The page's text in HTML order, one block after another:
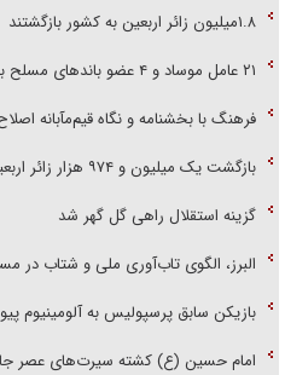
۱.۸میلیون زائر اربعین به کشور بازگشتند
۲۱ عامل موساد و ۴ عضو باند‌های مسلح بازداشت شدند
فرهنگ با بخشنامه و نگاه قیم‌مآبانه
بازگشت یک میلیون و ۹۷۴ هزار زائر اربعین به کشور
گزینه استقلال راهی گل گهر شد
البرز، الگوی تاب‌آوری ملی و شتاب در
بازیکن سابق پرسپولیس به آلومینیوم
امام حسین (ع) کشته سیرت‌های عصر